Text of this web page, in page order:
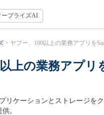
ープライズAI
ヤフー、100以上の業務アプリを
上の業務アプ
リケーションとストレージを
。